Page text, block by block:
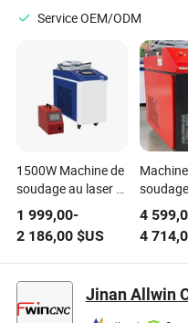
contrôle PLC pour
Service OEM/ODM
1500W Machine de
soudage au laser à
fibre portative pour
le découpage, le
nettoyage et le
soudage de joints
des feuilles d'acier
inoxydable et
d'aluminium
1 999,00-
2 186,00 $US
portable
Max
2000W
4
4
Jinan Allwin